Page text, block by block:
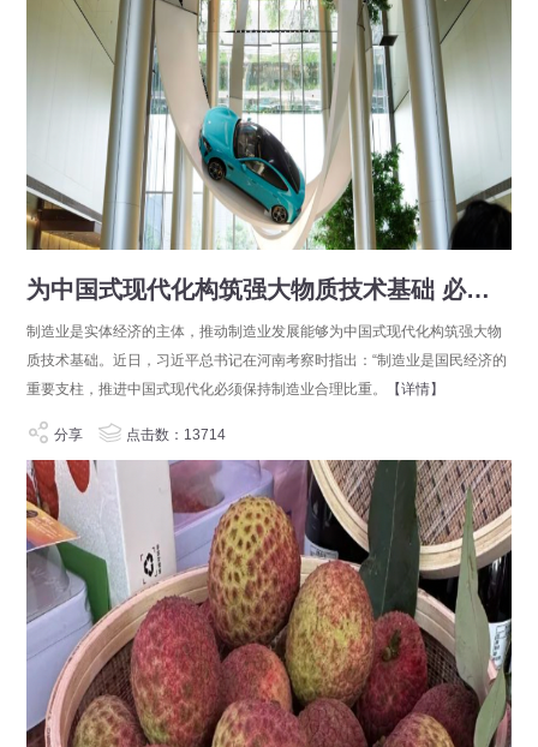
为中国式现代化构筑强大物质技术基础 必须保持制造业合理比重
制造业是实体经济的主体，推动制造业发展能够为中国式现代化构筑强大物
质技术基础。近日，习近平总书记在河南考察时指出：“制造业是国民经济的
重要支柱，推进中国式现代化必须保持制造业合理比重。
【详情】
分享 点击数：13714